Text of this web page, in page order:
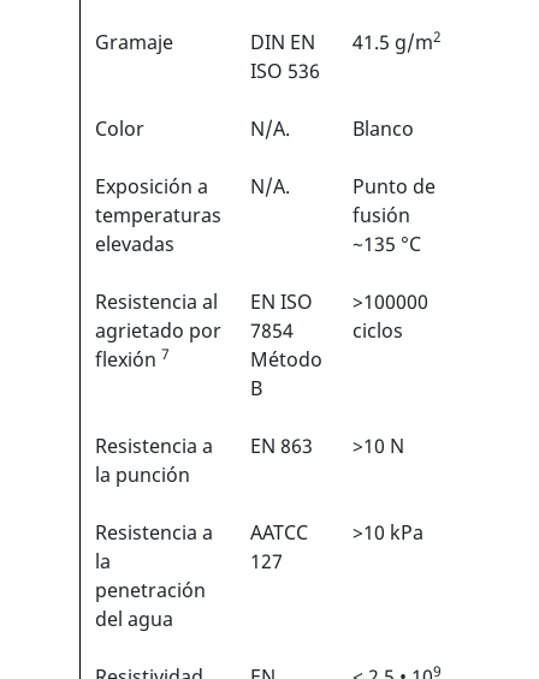
Gramaje
DIN EN
ISO 536
41.5 g/m2
Color N/A. Blanco
Exposición a
temperaturas
elevadas
N/A.
Punto de
fusión
~135 °C
Resistencia al
agrietado por
flexión 7
EN ISO
7854
Método
B
>100000
ciclos
Resistencia a
la punción
EN 863 >10 N
Resistencia a
la
penetración
del agua
AATCC
127
>10 kPa
9